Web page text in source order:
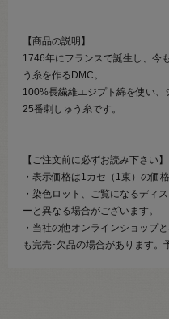
【商品の説明】
1746年にフランスで誕生し、今
う糸を作るDMC。
100%長繊維エジプト綿を使い
25番刺しゅう糸です。
【ご注文前に必ずお読み下さい】
・表示価格は1カセ（1束）の価格
・染色ロット、ご覧になるディ
ーと異なる場合がございます。
・当社の他オンラインショップ
も完売･欠品の場合があります。